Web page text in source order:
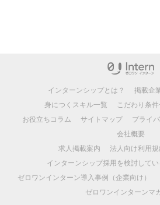
インターンシップとは？ 掲載企
身につくスキル一覧
こだわり条件
お役立ちコラム
サイトマップ プライ
会社概要
求人掲載案内
法人向け利用規
インターンシップ採用を検討して
ゼロワンインターン導入事例（企業向け）
ゼロワンインターンマ